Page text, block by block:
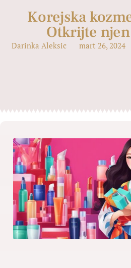
Korejska
Otkrijte
Darinka Aleksic mart 26, 2024